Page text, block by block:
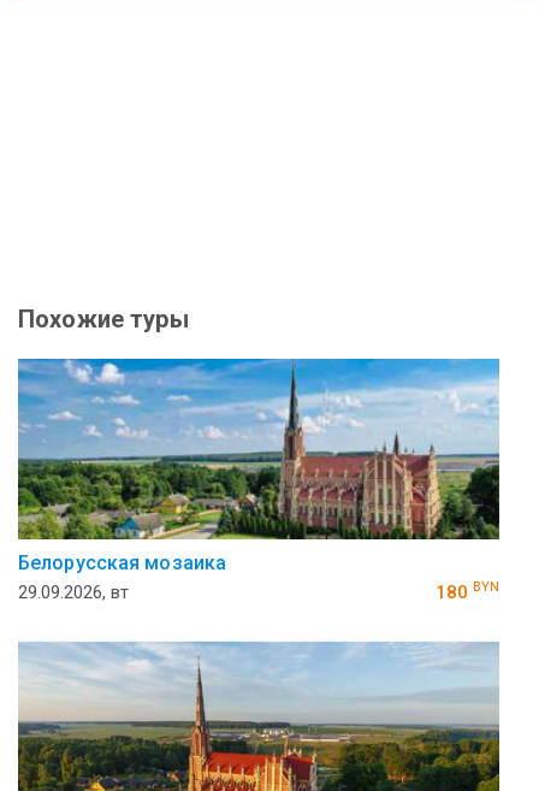
Похожие туры
Белорусская мозаика
29.09.2026, вт 180 BYN